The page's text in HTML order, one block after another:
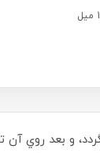
و بعد